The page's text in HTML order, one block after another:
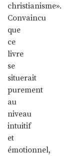
christianisme».
Convaincu
que
ce
livre
se
situerait
purement
au
niveau
intuitif
et
émotionnel,